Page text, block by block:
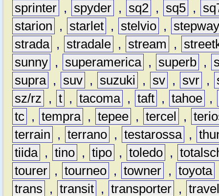
sprinter , spyder , sq2 , sq5 ,
starion
, starlet , stelvio ,
strada , stradale , stream ,
sunny , superamerica , superb ,
supra , suv , suzuki , sv , svr ,
sz/rz
, t , tacoma , taft , tahoe ,
tc , tempra , tepee , tercel ,
terrain
, terrano , testarossa ,
tiida , tino , tipo , toledo ,
tourer , tourneo , towner , toyota
trans
, transit , transporter ,